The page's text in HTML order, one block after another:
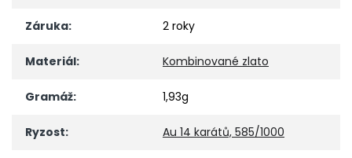
Záruka: 2 roky
Materiál: Kombinované zlato
Gramáž: 1,93g
Ryzost: Au 14 karátů, 585/1000